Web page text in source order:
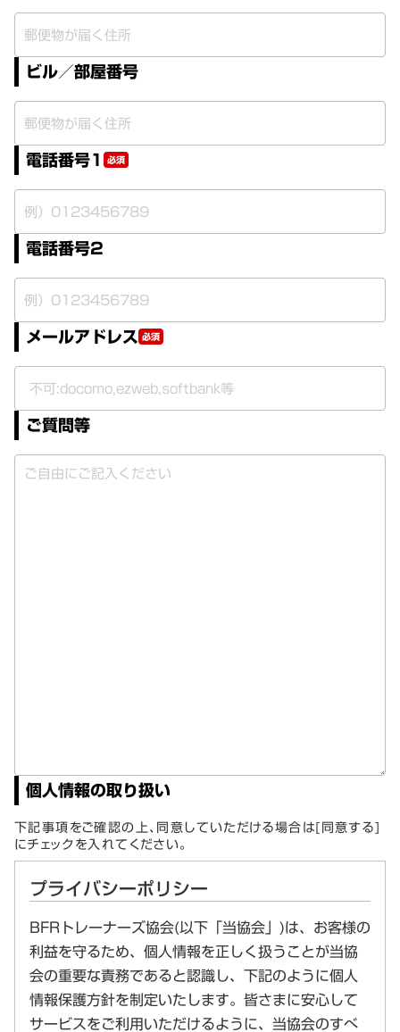
ビル／部屋番号
電話番号1 必須
電話番号2
メールアドレス 必須
ご質問等
個人情報の取り扱い
下記事項をご確認の上、同意していただける場合は[同意する]
にチェックを入れてください。